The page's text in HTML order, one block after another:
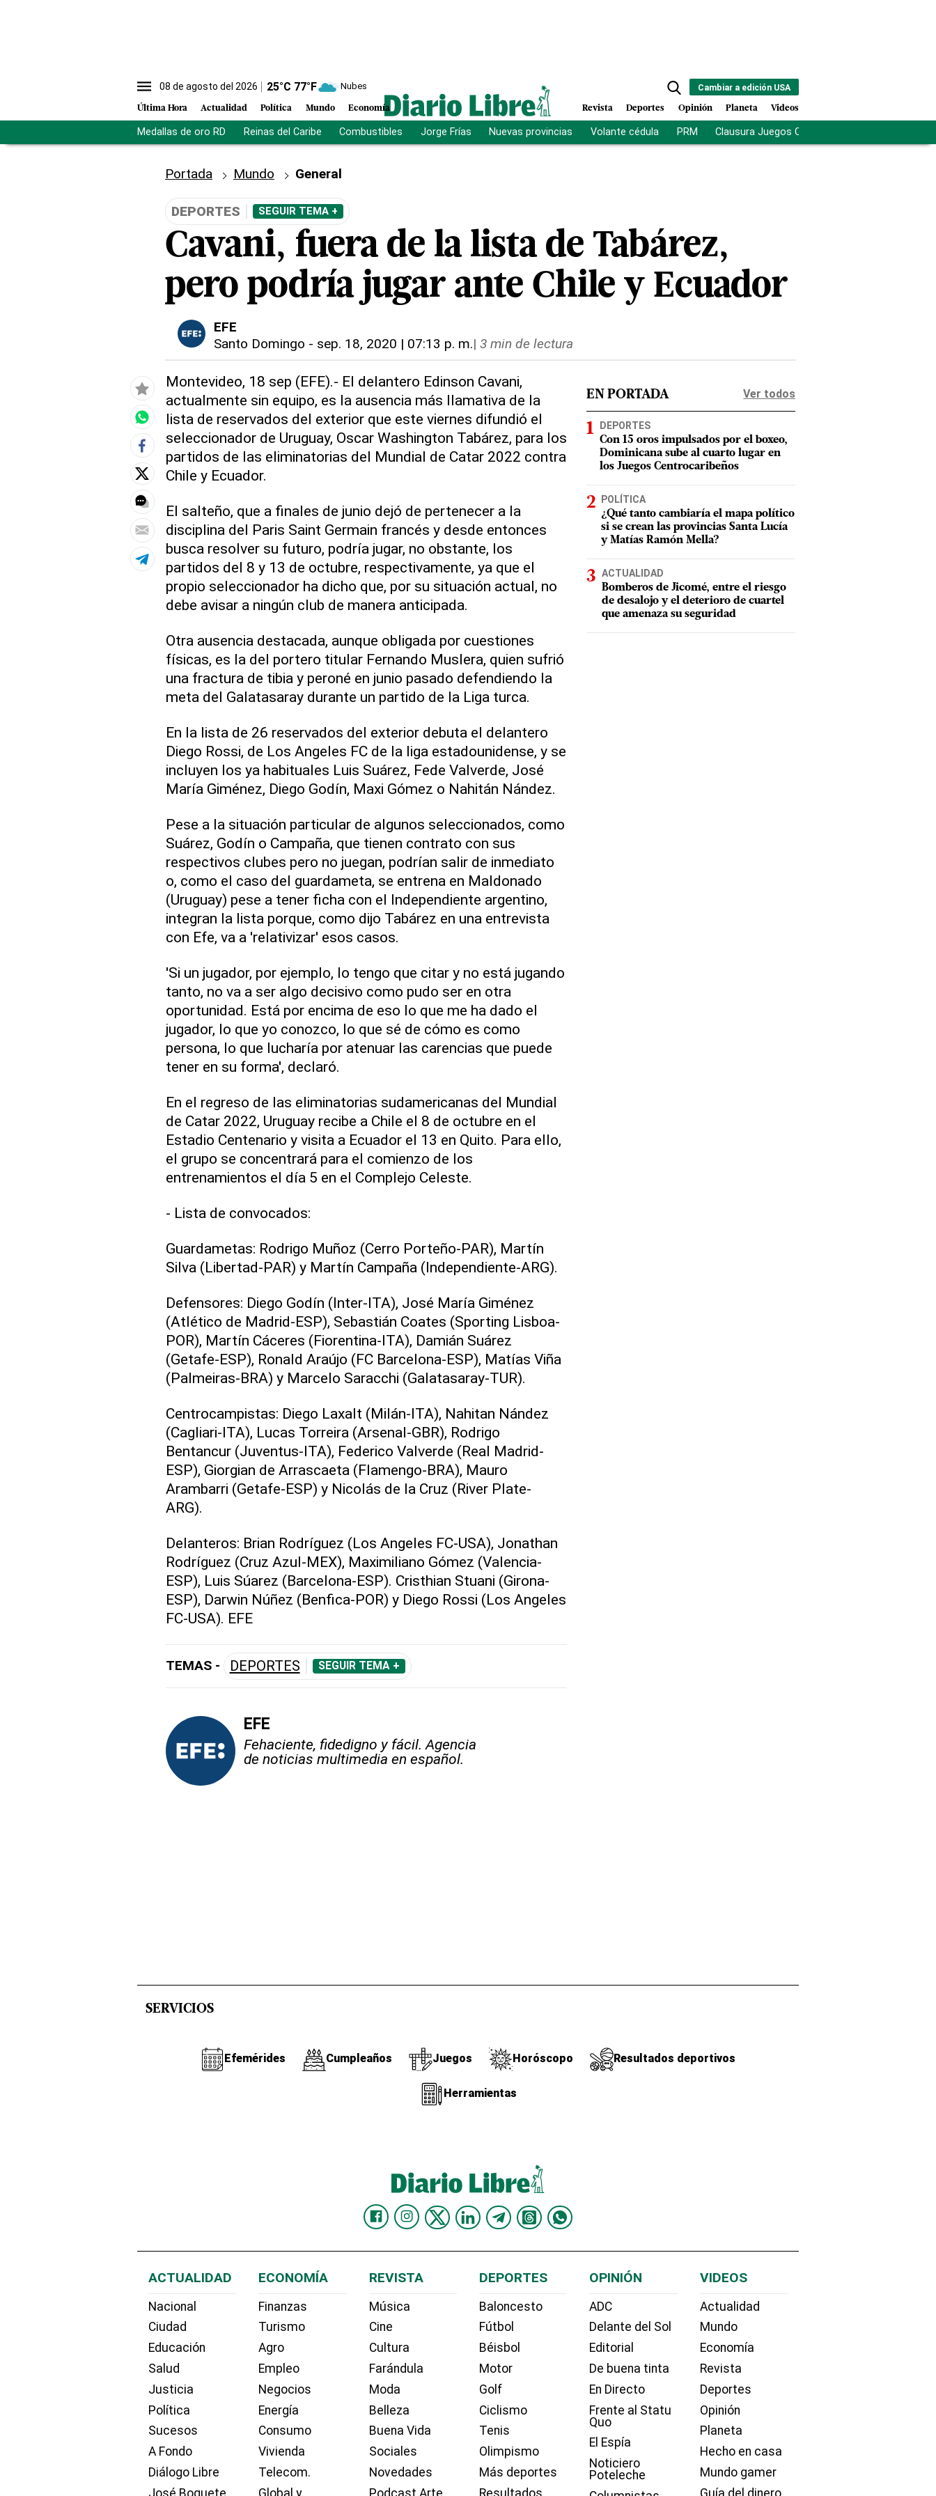
08 de agosto del 2026 25°C 77°F Nubes
Última Hora Actualidad Política Mundo Economía
Cambiar a edición USA
Revista Deportes Opinión Planeta Videos
Medallas de oro RD Reinas del Caribe Combustibles Jorge Frías Nuevas provincias Volante cédula PRM Clausura Juegos Centroamericanos
Portada Mundo General
DEPORTES SEGUIR TEMA +
Cavani, fuera de la lista de Tabárez,
pero podría jugar ante Chile y Ecuador
EFE
Santo Domingo - sep. 18, 2020 | 07:13 p. m.| 3 min de lectura
Montevideo, 18 sep (EFE).- El delantero Edinson Cavani,
actualmente sin equipo, es la ausencia más llamativa de la
lista de reservados del exterior que este viernes difundió el
seleccionador de Uruguay, Oscar Washington Tabárez, para los
partidos de las eliminatorias del Mundial de Catar 2022 contra
Chile y Ecuador.
El salteño, que a finales de junio dejó de pertenecer a la
disciplina del Paris Saint Germain francés y desde entonces
busca resolver su futuro, podría jugar, no obstante, los
partidos del 8 y 13 de octubre, respectivamente, ya que el
propio seleccionador ha dicho que, por su situación actual, no
debe avisar a ningún club de manera anticipada.
Otra ausencia destacada, aunque obligada por cuestiones
físicas, es la del portero titular Fernando Muslera, quien sufrió
una fractura de tibia y peroné en junio pasado defendiendo la
meta del Galatasaray durante un partido de la Liga turca.
En la lista de 26 reservados del exterior debuta el delantero
Diego Rossi, de Los Angeles FC de la liga estadounidense, y se
incluyen los ya habituales Luis Suárez, Fede Valverde, José
María Giménez, Diego Godín, Maxi Gómez o Nahitán Nández.
Pese a la situación particular de algunos seleccionados, como
Suárez, Godín o Campaña, que tienen contrato con sus
respectivos clubes pero no juegan, podrían salir de inmediato
o, como el caso del guardameta, se entrena en Maldonado
(Uruguay) pese a tener ficha con el Independiente argentino,
integran la lista porque, como dijo Tabárez en una entrevista
con Efe, va a 'relativizar' esos casos.
'Si un jugador, por ejemplo, lo tengo que citar y no está jugando
tanto, no va a ser algo decisivo como pudo ser en otra
oportunidad. Está por encima de eso lo que me ha dado el
jugador, lo que yo conozco, lo que sé de cómo es como
persona, lo que lucharía por atenuar las carencias que puede
tener en su forma', declaró.
En el regreso de las eliminatorias sudamericanas del Mundial
de Catar 2022, Uruguay recibe a Chile el 8 de octubre en el
Estadio Centenario y visita a Ecuador el 13 en Quito. Para ello,
el grupo se concentrará para el comienzo de los
entrenamientos el día 5 en el Complejo Celeste.
- Lista de convocados:
Guardametas: Rodrigo Muñoz (Cerro Porteño-PAR), Martín
Silva (Libertad-PAR) y Martín Campaña (Independiente-ARG).
Defensores: Diego Godín (Inter-ITA), José María Giménez
(Atlético de Madrid-ESP), Sebastián Coates (Sporting Lisboa-
POR), Martín Cáceres (Fiorentina-ITA), Damián Suárez
(Getafe-ESP), Ronald Araújo (FC Barcelona-ESP), Matías Viña
(Palmeiras-BRA) y Marcelo Saracchi (Galatasaray-TUR).
Centrocampistas: Diego Laxalt (Milán-ITA), Nahitan Nández
(Cagliari-ITA), Lucas Torreira (Arsenal-GBR), Rodrigo
Bentancur (Juventus-ITA), Federico Valverde (Real Madrid-
ESP), Giorgian de Arrascaeta (Flamengo-BRA), Mauro
Arambarri (Getafe-ESP) y Nicolás de la Cruz (River Plate-
ARG).
Delanteros: Brian Rodríguez (Los Angeles FC-USA), Jonathan
Rodríguez (Cruz Azul-MEX), Maximiliano Gómez (Valencia-
ESP), Luis Súarez (Barcelona-ESP). Cristhian Stuani (Girona-
ESP), Darwin Núñez (Benfica-POR) y Diego Rossi (Los Angeles
FC-USA). EFE
TEMAS - DEPORTES SEGUIR TEMA +
EFE
Fehaciente, fidedigno y fácil. Agencia
de noticias multimedia en español.
EN PORTADA Ver todos
DEPORTES
Con 15 oros impulsados por el boxeo,
Dominicana sube al cuarto lugar en
los Juegos Centrocaribeños
POLÍTICA
¿Qué tanto cambiaría el mapa político
si se crean las provincias Santa Lucía
y Matías Ramón Mella?
ACTUALIDAD
Bomberos de Jicomé, entre el riesgo
de desalojo y el deterioro de cuartel
que amenaza su seguridad
SERVICIOS
Efemérides Cumpleaños Juegos Horóscopo Resultados deportivos
Herramientas
ACTUALIDAD
Nacional
Ciudad
Educación
Salud
Justicia
Política
Sucesos
A Fondo
Diálogo Libre
José Boquete
ECONOMÍA
Finanzas
Turismo
Agro
Empleo
Negocios
Energía
Consumo
Vivienda
Telecom.
Global y
REVISTA
Música
Cine
Cultura
Farándula
Moda
Belleza
Buena Vida
Sociales
Novedades
Podcast Arte
DEPORTES
Baloncesto
Fútbol
Béisbol
Motor
Golf
Ciclismo
Tenis
Olimpismo
Más deportes
Resultados
OPINIÓN
ADC
Delante del Sol
Editorial
De buena tinta
En Directo
Frente al Statu
Quo
El Espía
Noticiero
Poteleche
VIDEOS
Actualidad
Mundo
Economía
Revista
Deportes
Opinión
Planeta
Hecho en casa
Mundo gamer
Guía del dinero